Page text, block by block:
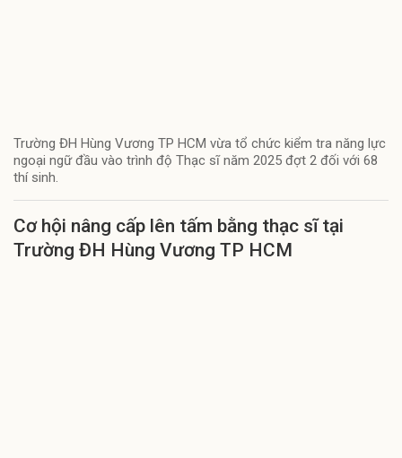
Trường ĐH Hùng Vương TP HCM vừa tổ chức kiểm tra năng lực
ngoại ngữ đầu vào trình độ Thạc sĩ năm 2025 đợt 2 đối với 68
thí sinh.
Cơ hội nâng cấp lên tấm bằng thạc sĩ tại
Trường ĐH Hùng Vương TP HCM